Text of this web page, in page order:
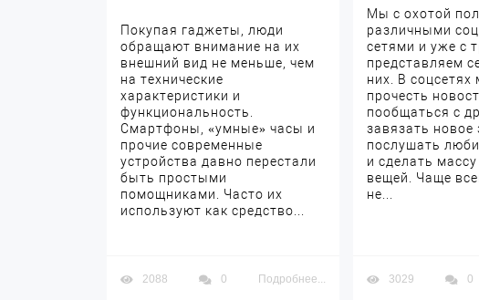
Покупая гаджеты, люди
обращают внимание на их
внешний вид не меньше, чем
на технические
характеристики и
функциональность.
Смартфоны, «умные» часы и
прочие современные
устройства давно перестали
быть простыми
помощниками. Часто их
используют как средство...
2088 0 Подробнее...
Мы с охотой
различными
сетями и уже с
представляем
них. В
прочесть
пообщаться с
завязать новое
послушать
и сделать массу
вещей. Чаще
не...
3029 0